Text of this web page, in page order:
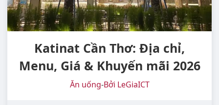
Katinat Cần Thơ: Địa chỉ,
Menu, Giá & Khuyến mãi 2026
Ăn uống-Bởi LeGiaICT